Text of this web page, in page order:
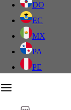
DO
EC
MX
PA
PE